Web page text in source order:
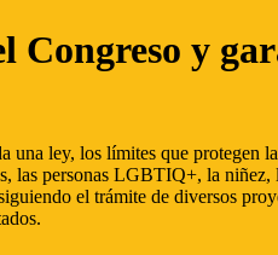
y
una ley, los límites que
las personas LGBTIQ+, la
el trámite de diversos